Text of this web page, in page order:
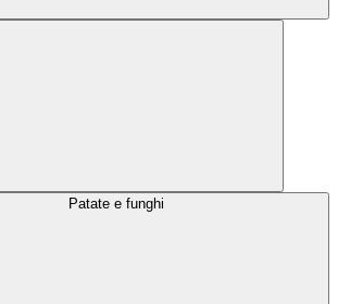
Patate e funghi